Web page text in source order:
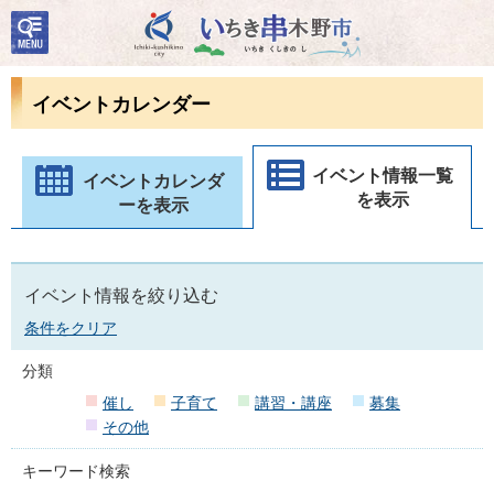
いちき串木野市
検
索・
共通
ューイベントカレンダー
イベントカレンダ
ーを表示
イベント情報一覧
を表示
イベント情報を絞り込む
条件をクリア
分類
催し
子育て 講習・講座
募集
その他
キーワード検索